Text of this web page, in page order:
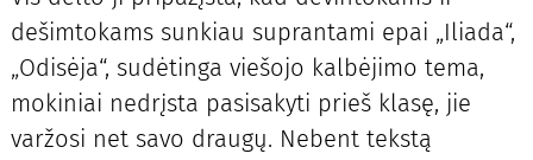
dešimtokams sunkiau suprantami epai „Iliada“,
„Odisėja“, sudėtinga viešojo kalbėjimo tema,
mokiniai nedrįsta pasisakyti prieš klasę, jie
varžosi net savo draugų. Nebent tekstą